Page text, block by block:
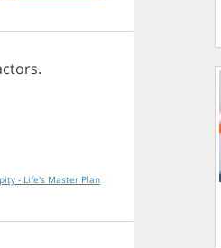
.
- Life's Master Plan